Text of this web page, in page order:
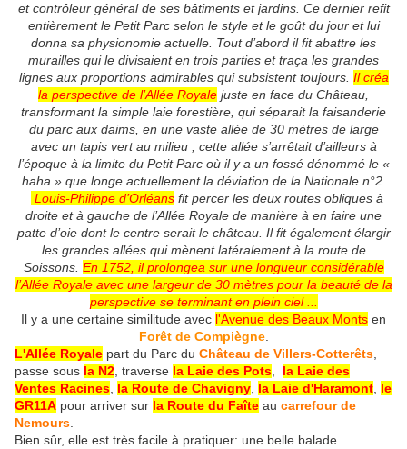
et contrôleur général de ses bâtiments et jardins. Ce dernier refit
entièrement le Petit Parc selon le style et le goût du jour et lui
donna sa physionomie actuelle. Tout d’abord il fit abattre les
murailles qui le divisaient en trois parties et traça les grandes
lignes aux proportions admirables qui subsistent toujours. Il créa
la perspective de l’Allée Royale juste en face du Château,
transformant la simple laie forestière, qui séparait la faisanderie
du parc aux daims, en une vaste allée de 30 mètres de large
avec un tapis vert au milieu ; cette allée s’arrêtait d’ailleurs à
l’époque à la limite du Petit Parc où il y a un fossé dénommé le «
haha » que longe actuellement la déviation de la Nationale n°2.
Louis-Philippe d’Orléans fit percer les deux routes obliques à
droite et à gauche de l’Allée Royale de manière à en faire une
patte d’oie dont le centre serait le château. Il fit également élargir
les grandes allées qui mènent latéralement à la route de
Soissons. En 1752, il prolongea sur une longueur considérable
l’Allée Royale avec une largeur de 30 mètres pour la beauté de la
perspective se terminant en plein ciel ...
Il y a une certaine similitude avec l'Avenue des Beaux Monts en
Forêt de Compiègne.
L'Allée Royale part du Parc du Château de Villers-Cotterêts
passe sous la N2 , traverse la Laie des Pots
la Laie des
Ventes Racines la Route de Chavigny la Laie d'Haramont le
GR11A pour arriver sur la Route du Faîte au carrefour de
Nemours
Bien sûr, elle est très facile à pratiquer: une belle balade.